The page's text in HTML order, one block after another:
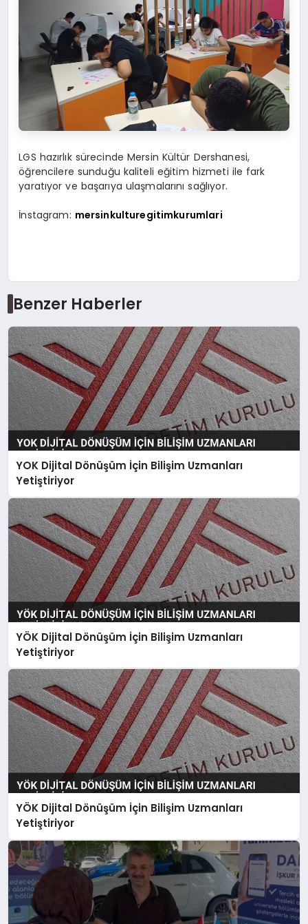
LGS hazırlık sürecinde Mersin Kültür Dershanesi,
öğrencilere sunduğu kaliteli eğitim hizmeti ile fark
yaratıyor ve başarıya ulaşmalarını sağlıyor.
İnstagram: mersinkulturegitimkurumlari
Benzer Haberler
YOK Dijital Dönüşüm İçin Bilişim Uzmanları
Yetiştiriyor
YÖK Dijital Dönüşüm İçin Bilişim Uzmanları
Yetiştiriyor
YÖK Dijital Dönüşüm İçin Bilişim Uzmanları
Yetiştiriyor